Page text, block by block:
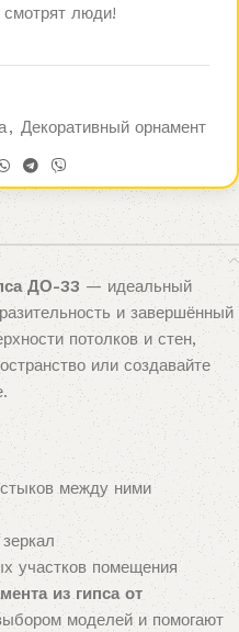
смотрят люди!
, Декоративный орнамент
ДО-33 — идеальный
и завершённый
потолков и стен,
или создавайте
между ними
участков помещения
из гипса от
моделей и помогают